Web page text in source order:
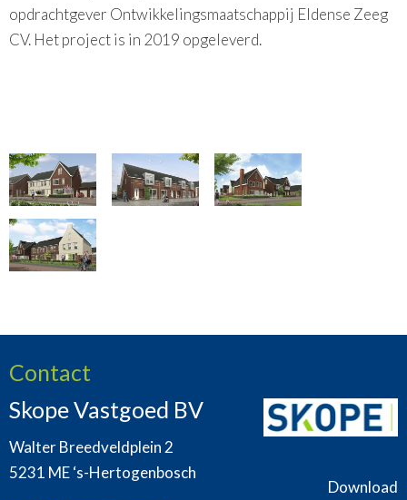
opdrachtgever Ontwikkelingsmaatschappij Eldense Zeeg
CV. Het project is in 2019 opgeleverd.
Contact
Skope Vastgoed BV
Walter Breedveldplein 2
5231 ME ‘s-Hertogenbosch
Download